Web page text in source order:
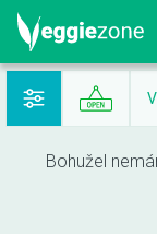
Bohužel